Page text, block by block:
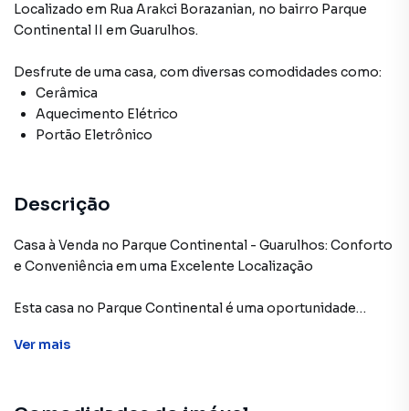
Localizado em Rua Arakci Borazanian, no bairro Parque
Continental II em Guarulhos.
Desfrute de uma casa, com diversas comodidades como:
Cerâmica
Aquecimento Elétrico
Portão Eletrônico
Descrição
Casa à Venda no Parque Continental - Guarulhos: Conforto
e Conveniência em uma Excelente Localização
Esta casa no Parque Continental é uma oportunidade
posicionado em Guarulhos! Com 125 m² de terreno, ela
Ver mais